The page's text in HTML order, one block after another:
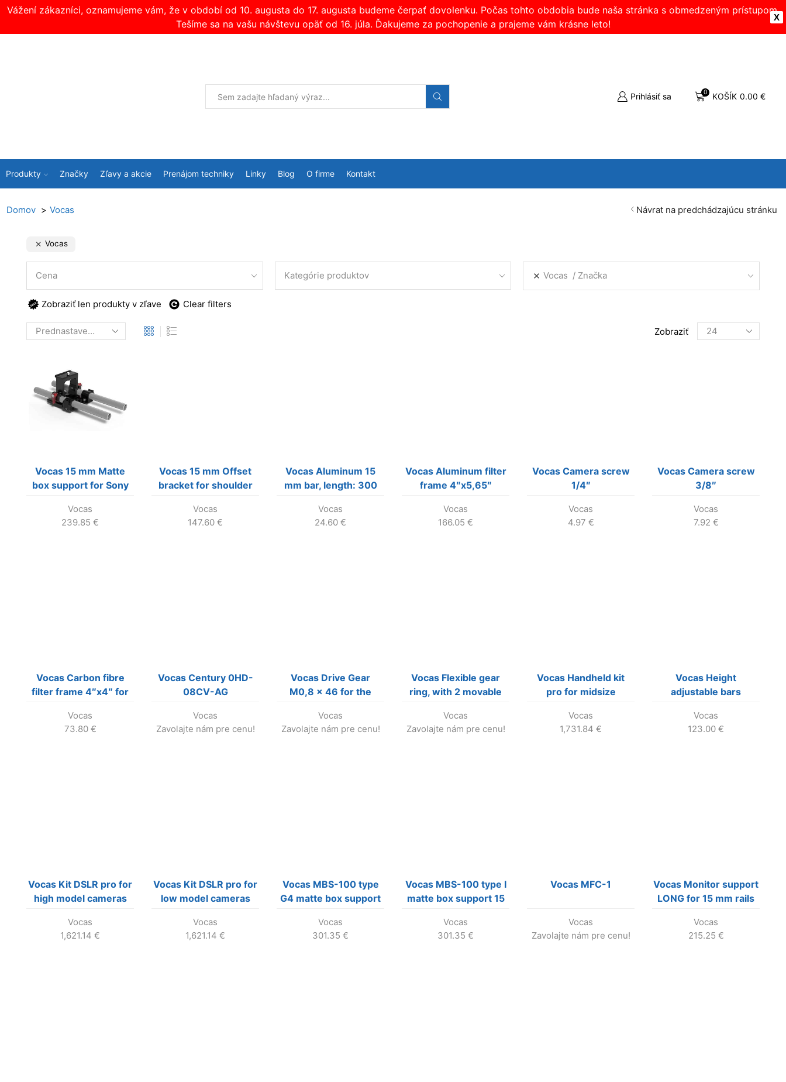
X
Vážení zákazníci, oznamujeme vám, že v období od 10. augusta do 17. augusta budeme čerpať dovolenku. Počas tohto obdobia bude naša stránka s obmedzeným prístupom.
Tešíme sa na vašu návštevu opäť od 16. júla. Ďakujeme za pochopenie a prajeme vám krásne leto!
Prihlásiť sa 0 KOŠÍK 0.00 €
Produkty Značky Zľavy a akcie Prenájom techniky Linky Blog O firme Kontakt
Domov Vocas Návrat na predchádzajúcu stránku
Vocas
Cena Kategórie produktov Vocas Značka
Zobraziť len produkty v zľave Clear filters
Zobraziť
Products
per
Vocas 15 mm Matte
box support for Sony
Vocas
239.85 €
Vocas 15 mm Offset
bracket for shoulder
Vocas
147.60 €
Vocas Aluminum 15
mm bar, length: 300
Vocas
24.60 €
Vocas Aluminum filter
frame 4″x5,65″
Vocas
166.05 €
Vocas Camera screw
1/4″
Vocas
4.97 €
Vocas Camera screw
3/8″
Vocas
7.92 €
Vocas Carbon fibre
filter frame 4″x4″ for
Vocas
73.80 €
Vocas Century 0HD-
08CV-AG
Vocas
Zavolajte nám pre cenu!
Vocas Drive Gear
M0,8 x 46 for the
MFC-1
Vocas
Zavolajte nám pre cenu!
Vocas Flexible gear
ring, with 2 movable
Vocas
Zavolajte nám pre cenu!
Vocas Handheld kit
pro for midsize
Vocas
1,731.84 €
Vocas Height
adjustable bars
Vocas
123.00 €
Vocas Kit DSLR pro for
high model cameras
Vocas
1,621.14 €
Vocas Kit DSLR pro for
low model cameras
Vocas
1,621.14 €
Vocas MBS-100 type
G4 matte box support
shoulder bracket
Vocas
301.35 €
Vocas MBS-100 type I
matte box support 15
Vocas
301.35 €
Vocas MFC-1
Vocas
Zavolajte nám pre cenu!
Vocas Monitor support
LONG for 15 mm rails
Vocas
215.25 €